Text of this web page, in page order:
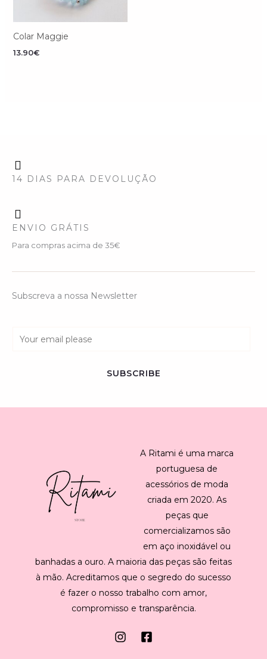
Colar Maggie
13.90€
14 DIAS PARA DEVOLUÇÃO
ENVIO GRÁTIS
Para compras acima de 35€
Subscreva a nossa Newsletter
SUBSCRIBE
A Ritami é uma marca
portuguesa de
acessórios de moda
criada em 2020. As
peças que
comercializamos são
em aço inoxidável ou
banhadas a ouro. A maioria das peças são feitas
à mão. Acreditamos que o segredo do sucesso
é fazer o nosso trabalho com amor,
compromisso e transparência.